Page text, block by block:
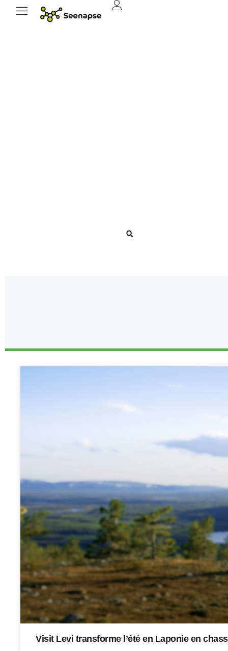
Visit Levi transforme l’été en Laponie en